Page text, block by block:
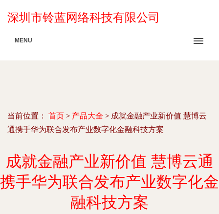
深圳市铃蓝网络科技有限公司
MENU
当前位置： 首页 > 产品大全 > 成就金融产业新价值 慧博云
通携手华为联合发布产业数字化金融科技方案
成就金融产业新价值 慧博云通
携手华为联合发布产业数字化金
融科技方案